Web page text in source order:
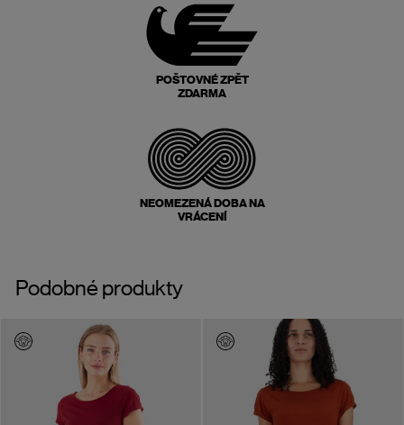
POŠTOVNÉ ZPĚT
ZDARMA
NEOMEZENÁ DOBA NA
VRÁCENÍ
Podobné produkty